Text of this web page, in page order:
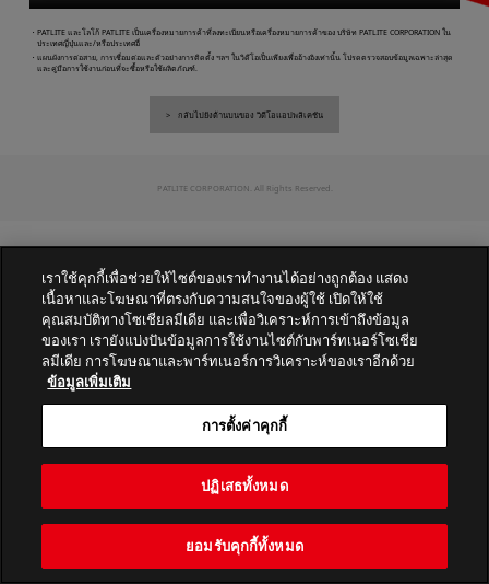
・PATLITE และโลโก้ PATLITE เป็นเครื่องหมายการค้าที่ลงทะเบียนหรือเครื่องหมายการค้าของ บริษัท PATLITE CORPORATION ใน
ประเทศญี่ปุ่นและ/หรือประเทศอื่
・แผนผังการต่อสาย, การเชื่อมต่อและตัวอย่างการติดตั้ง ฯลฯ ในวิดีโอเป็นเพียงเพื่ออ้างอิงเท่านั้น โปรดตรวจสอบข้อมูลเฉพาะล่าสุด
และคู่มือการใช้งานก่อนที่จะซื้อหรือใช้ผลิตภัณฑ์.
กลับไปยังด้านบนของ วิดีโอแอปพลิเคชัน
PATLITE CORPORATION. All Rights Reserved.
เราใช้คุกกี้เพื่อช่วยให้ไซต์ของเราทำงานได้อย่างถูกต้อง แสดง
เนื้อหาและโฆษณาที่ตรงกับความสนใจของผู้ใช้ เปิดให้ใช้
คุณสมบัติทางโซเชียลมีเดีย และเพื่อวิเคราะห์การเข้าถึงข้อมูล
ของเรา เรายังแบ่งปันข้อมูลการใช้งานไซต์กับพาร์ทเนอร์โซเชีย
ลมีเดีย การโฆษณาและพาร์ทเนอร์การวิเคราะห์ของเราอีกด้วย
ข้อมูลเพิ่มเติม
การตั้งค่าคุกกี้
ปฏิเสธทั้งหมด
ยอมรับคุกกี้ทั้งหมด